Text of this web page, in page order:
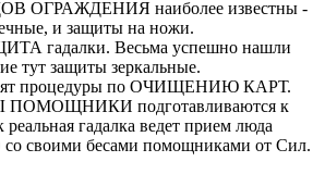
ОГРАЖДЕНИЯ наиболее известны -
и защиты на ножи.
гадалки. Весьма успешно нашли
тут защиты зеркальные.
процедуры по ОЧИЩЕНИЮ КАРТ.
ПОМОЩНИКИ подготавливаются к
реальная гадалка ведет прием люда
своими бесами помощниками от Сил.